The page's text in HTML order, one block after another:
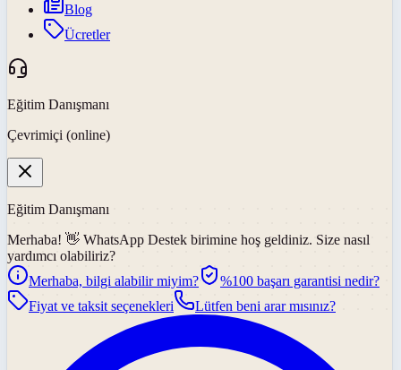
Blog
Ücretler
Eğitim Danışmanı
Çevrimiçi (online)
Eğitim Danışmanı
Merhaba! 👋 WhatsApp Destek birimine hoş geldiniz. Size nasıl
yardımcı olabiliriz?
Merhaba, bilgi alabilir miyim?
%100 başarı garantisi nedir?
Fiyat ve taksit seçenekleri
Lütfen beni arar mısınız?